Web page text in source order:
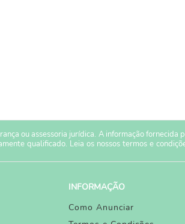
ou assessoria jurídica. A informação fornecida
qualificado. Leia os nossos termos e
INFORMAÇÃO
Como Anunciar